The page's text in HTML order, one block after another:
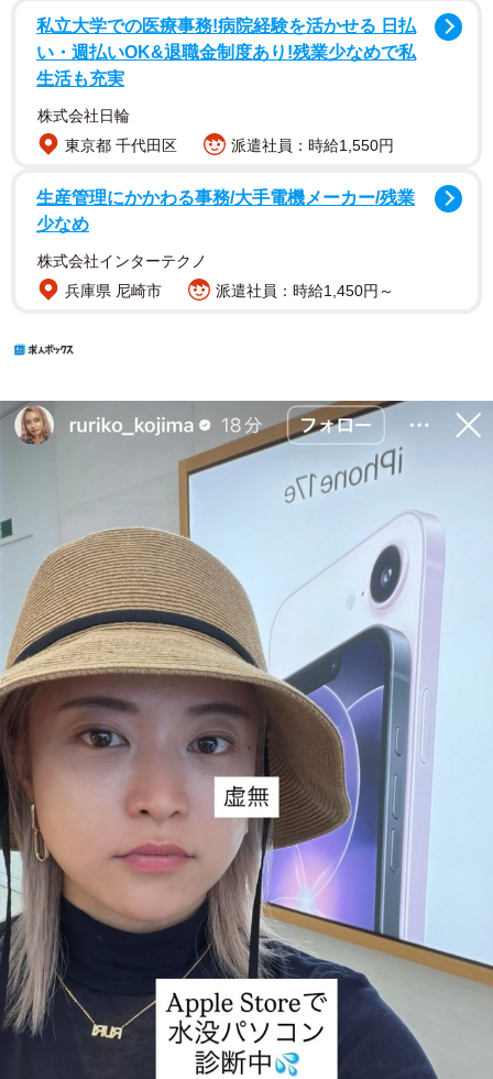
私立大学での医療事務!病院経験を活かせる 日払
い・週払いOK&退職金制度あり!残業少なめで私
生活も充実
株式会社日輪
東京都 千代田区
派遣社員：時給1,550円
生産管理にかかわる事務/大手電機メーカー/残業
少なめ
株式会社インターテクノ
兵庫県 尼崎市
派遣社員：時給1,450円～